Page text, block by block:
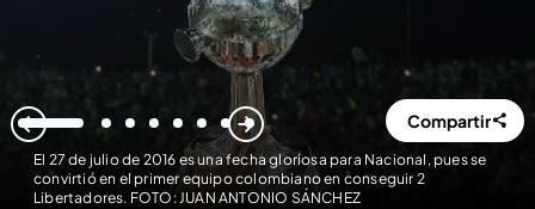
El 27 de julio de 2016 es una fecha gloriosa para Nacional, pues se
convirtió en el primer equipo colombiano en conseguir 2
Libertadores. FOTO: JUAN ANTONIO SÁNCHEZ
1 2 3 4 5 6 7 8 Compartir